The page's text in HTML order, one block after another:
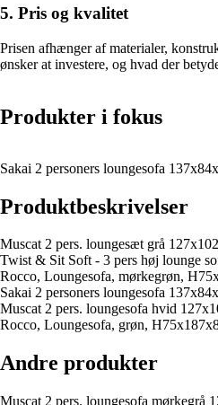
5. Pris og kvalitet
Prisen afhænger af materialer,
ønsker at investere, og hvad der
Produkter i fokus
Sakai 2 personers loungesofa
Produktbeskrivelser
Muscat 2 pers. loungesæt grå
Twist & Sit Soft - 3 pers høj lounge
Rocco, Loungesofa, mørkegrøn,
Sakai 2 personers loungesofa
Muscat 2 pers. loungesofa hvid
Rocco, Loungesofa, grøn,
Andre produkter
Muscat 2 pers. loungesofa mørkegrå